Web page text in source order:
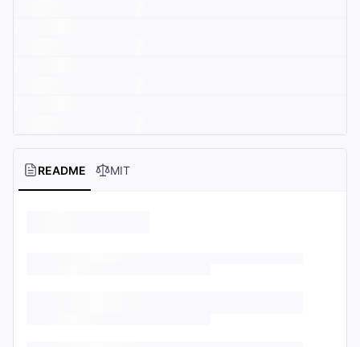
README MIT